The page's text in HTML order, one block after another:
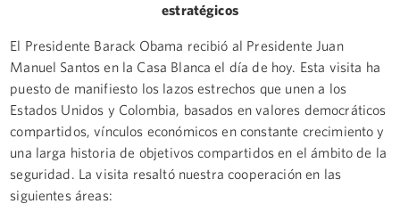
estratégicos
El Presidente Barack Obama recibió al Presidente Juan
Manuel Santos en la Casa Blanca el día de hoy. Esta visita ha
puesto de manifiesto los lazos estrechos que unen a los
Estados Unidos y Colombia, basados en valores democráticos
compartidos, vínculos económicos en constante crecimiento y
una larga historia de objetivos compartidos en el ámbito de la
seguridad. La visita resaltó nuestra cooperación en las
siguientes áreas: